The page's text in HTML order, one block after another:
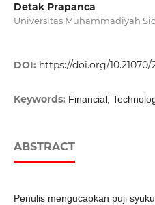
Detak Prapanca
Universitas Muhammadiyah
DOI: https://doi.org/
Keywords: Financial,
ABSTRACT
Penulis mengucapkan puji